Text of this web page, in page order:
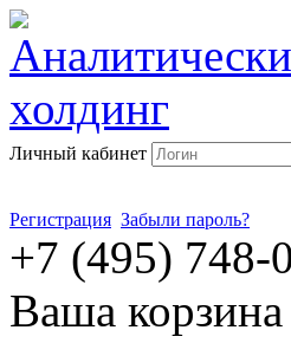
Личный кабинет
Регистрация Забыли пароль?
+7 (495) 748-
Ваша корзина